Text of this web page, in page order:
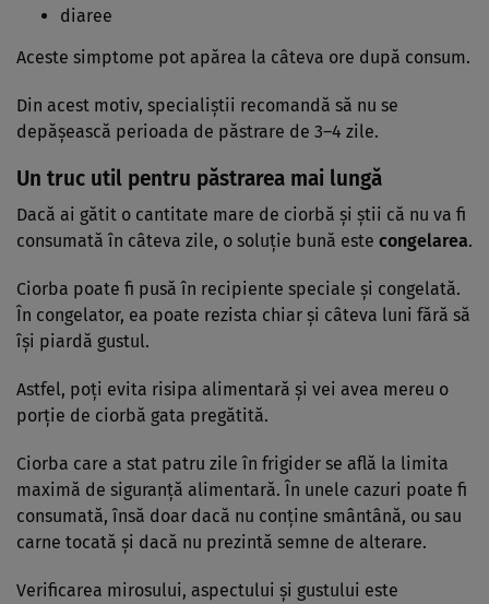
diaree
Aceste simptome pot apărea la câteva ore după consum.
Din acest motiv, specialiștii recomandă să nu se
depășească perioada de păstrare de 3–4 zile.
Un truc util pentru păstrarea mai lungă
Dacă ai gătit o cantitate mare de ciorbă și știi că nu va fi
consumată în câteva zile, o soluție bună este congelarea.
Ciorba poate fi pusă în recipiente speciale și congelată.
În congelator, ea poate rezista chiar și câteva luni fără să
își piardă gustul.
Astfel, poți evita risipa alimentară și vei avea mereu o
porție de ciorbă gata pregătită.
Ciorba care a stat patru zile în frigider se află la limita
maximă de siguranță alimentară. În unele cazuri poate fi
consumată, însă doar dacă nu conține smântână, ou sau
carne tocată și dacă nu prezintă semne de alterare.
Verificarea mirosului, aspectului și gustului este